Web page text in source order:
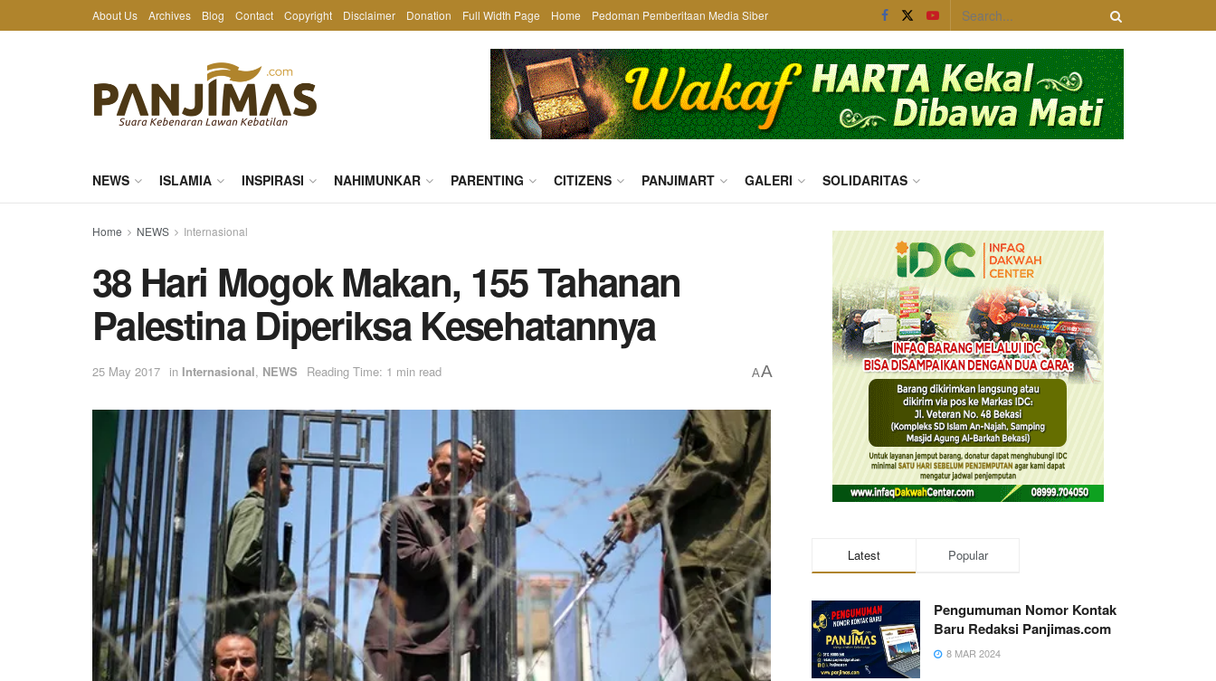
About Us Archives Blog Contact Copyright Disclaimer Donation Full Width Page Home Pedoman Pemberitaan Media Siber
NEWS ISLAMIA INSPIRASI NAHIMUNKAR PARENTING CITIZENS PANJIMART GALERI SOLIDARITAS
Home NEWS Internasional
38 Hari Mogok Makan, 155 Tahanan
Palestina Diperiksa Kesehatannya
25 May 2017 in Internasional, NEWS Reading Time: 1 min read AA
Latest Popular
Pengumuman Nomor Kontak
Baru Redaksi Panjimas.com
8 MAR 2024